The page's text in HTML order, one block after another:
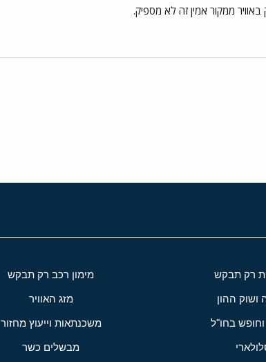
ממקור אמין זה לא מספיק.
רק תבקש מימון רכב רק תבקש
ושוק ההון מזג האוויר
וחופש בחו"ל משכנתאות וייעוץ מחזור
מבשלים כשר